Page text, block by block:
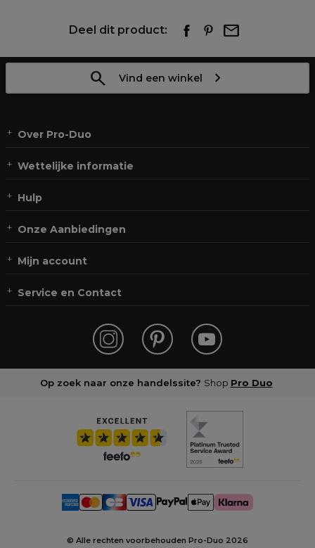
Deel dit product:
Vind een winkel
Over Pro-Duo
Wettelijke informatie
Hulp
Onze Aanbiedingen
Mijn account
Service en Contact
Op zoek naar onze handelssite? Shop Pro Duo
© Alle rechten voorbehouden Pro-Duo 2026